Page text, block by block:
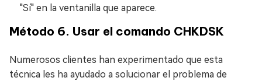
"Sí" en la ventanilla que aparece.
Método 6. Usar el comando CHKDSK
Numerosos clientes han experimentado que esta
técnica les ha ayudado a solucionar el problema de